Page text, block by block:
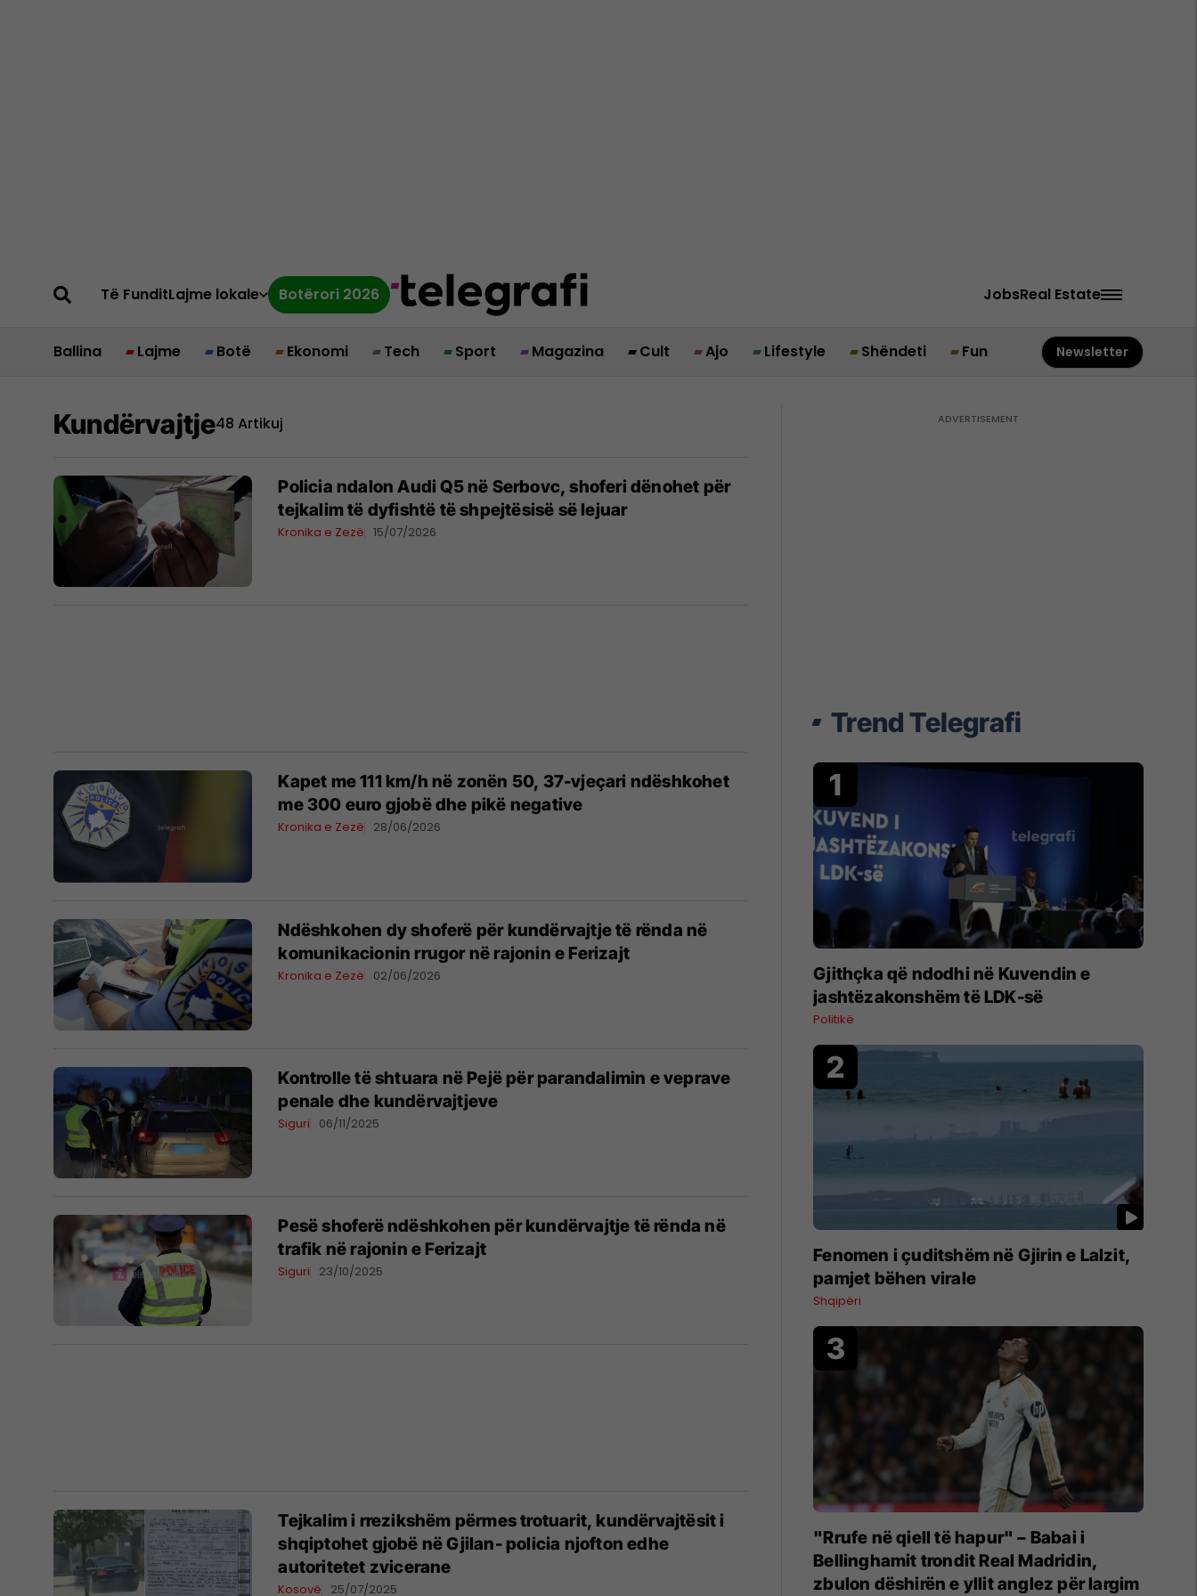
Të FunditLajme lokale Botërori 2026 JobsReal Estate
Ballina Lajme Botë Ekonomi Tech Sport Magazina Cult Ajo Lifestyle Shëndeti Fun Newsletter
Kundërvajtje48 Artikuj
Policia ndalon Audi Q5 në Serbovc, shoferi dënohet për
tejkalim të dyfishtë të shpejtësisë së lejuar
Kronika e Zezë 15/07/2026
Kapet me 111 km/h në zonën 50, 37-vjeçari ndëshkohet
me 300 euro gjobë dhe pikë negative
Kronika e Zezë 28/06/2026
Ndëshkohen dy shoferë për kundërvajtje të rënda në
komunikacionin rrugor në rajonin e Ferizajt
Kronika e Zezë 02/06/2026
Kontrolle të shtuara në Pejë për parandalimin e veprave
penale dhe kundërvajtjeve
Siguri 06/11/2025
Pesë shoferë ndëshkohen për kundërvajtje të rënda në
trafik në rajonin e Ferizajt
Siguri 23/10/2025
Tejkalim i rrezikshëm përmes trotuarit, kundërvajtësit i
shqiptohet gjobë në Gjilan- policia njofton edhe
autoritetet zvicerane
Kosovë 25/07/2025
Trend Telegrafi
Gjithçka që ndodhi në Kuvendin e
jashtëzakonshëm të LDK-së
Politikë
Fenomen i çuditshëm në Gjirin e Lalzit,
pamjet bëhen virale
Shqipëri
"Rrufe në qiell të hapur" – Babai i
Bellinghamit trondit Real Madridin,
zbulon dëshirën e yllit anglez për largim